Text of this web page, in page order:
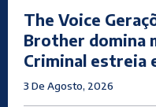
The Voice
Brother domina
Criminal estreia
3 De Agosto, 2026